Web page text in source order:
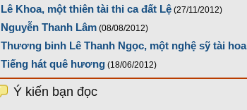
Lê Khoa, một thiên tài thi ca đất Lệ (27/11/2012)
Nguyễn Thanh Lâm (08/08/2012)
Thương binh Lê Thanh Ngọc, một nghệ sỹ tài
Tiếng hát quê hương (18/06/2012)
Ý kiến bạn đọc